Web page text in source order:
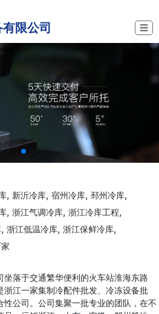
限公司 ☰
, 新沂冷库, 宿州冷库, 邳州冷库,
, 浙江气调冷库, 浙江冷库工程,
, 浙江低温冷库, 浙江保鲜冷库,
落于交通繁华便利的火车站淮海东路
浙江一家集制冷配件批发、冷冻设备批
性公司。公司集聚一批专业的团队，在不